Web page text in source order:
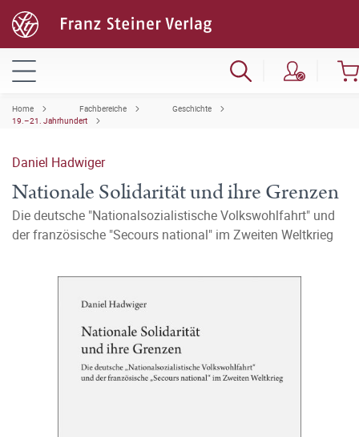
Home Fachbereiche
Geschichte
19.–21. Jahrhundert
Daniel Hadwiger
Nationale Solidarität und ihre Grenzen
Die deutsche "Nationalsozialistische Volkswohlfahrt" und
der französische "Secours national" im Zweiten Weltkrieg